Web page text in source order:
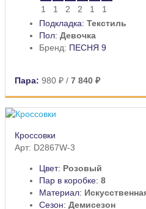
1
1 2 2 1
1
Подкладка: Текстиль
Пол: Девочка
Бренд: ПЕСНЯ 9
Пара: 980 ₽ / 7 840 ₽
Кроссовки
Арт: D2867W-3
Цвет: Розовый
Пар в коробке: 8
Материал:
Сезон: Демисезон